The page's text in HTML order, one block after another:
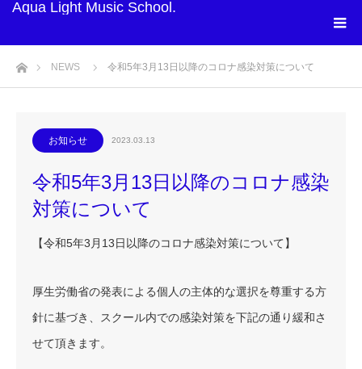
Aqua Light Music School.
ホームNEWS 令和5年3月13日以降のコロナ感染対策について
お知らせ 2023.03.13
令和5年3月13日以降のコロナ感染
対策について
【令和5年3月13日以降のコロナ感染対策について】
厚生労働省の発表による個人の主体的な選択を尊重する方
針に基づき、スクール内での感染対策を下記の通り緩和さ
せて頂きます。